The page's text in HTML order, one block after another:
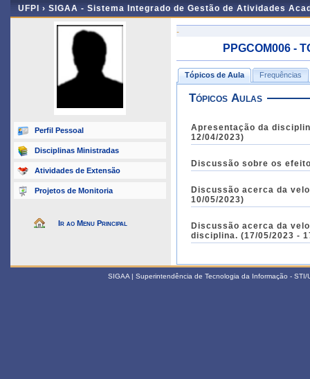
UFPI › SIGAA - Sistema Integrado de Gestão de Atividades
Perfil Pessoal
Disciplinas Ministradas
Atividades de Extensão
Projetos de Monitoria
Ir ao Menu Principal
-
PPGCOM006 -
Tópicos de Aula Frequências
Tópicos Aulas
Apresentação da disciplina.
12/04/2023)
Discussão acerca da
10/05/2023)
Discussão acerca da
disciplina. (17/05/
SIGAA | Superintendência de Tecnologia da Informação -